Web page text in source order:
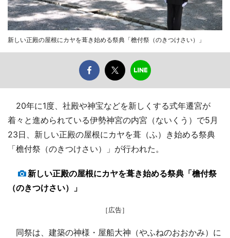
新しい正殿の屋根にカヤを葺き始める祭典「檐付祭（のきつけさい）」
20年に1度、社殿や神宝などを新しくする式年遷宮が
着々と進められている伊勢神宮の内宮（ないくう）で5月
23日、新しい正殿の屋根にカヤを葺（ふ）き始める祭典
「檐付祭（のきつけさい）」が行われた。
新しい正殿の屋根にカヤを葺き始める祭典「檐付祭
（のきつけさい）」
［広告］
同祭は、建築の神様・屋船大神（やふねのおおかみ）に